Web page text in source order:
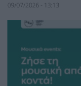
09/07/2026 - 13:13